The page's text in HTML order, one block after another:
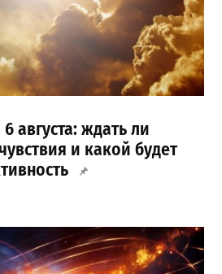
августа: ждать ли
и какой будет